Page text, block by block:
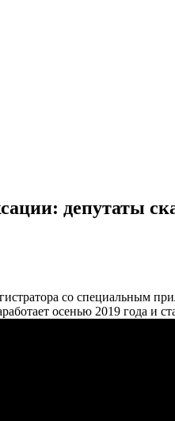
депутаты
со специальным
осенью 2019 года и